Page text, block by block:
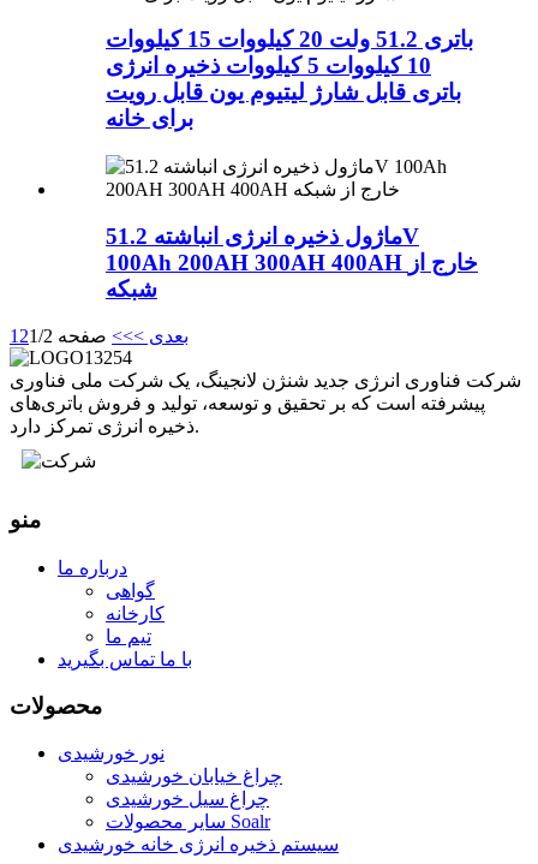
باتری 51.2 ولت 20 کیلووات 15 کیلووات
10 کیلووات 5 کیلووات ذخیره انرژی
باتری قابل شارژ لیتیوم یون قابل رویت
برای خانه
ماژول ذخیره انرژی انباشته 51.2V
100Ah 200AH 300AH 400AH خارج از
شبکه
1 2 بعدی >>> صفحه 1/2
شرکت فناوری انرژی جدید شنژن لانجینگ، یک شرکت ملی فناوری
پیشرفته است که بر تحقیق و توسعه، تولید و فروش باتری‌های
ذخیره انرژی تمرکز دارد.
منو
درباره ما
گواهی
کارخانه
تیم ما
با ما تماس بگیرید
محصولات
نور خورشیدی
چراغ خیابان خورشیدی
چراغ سیل خورشیدی
سایر محصولات Soalr
سیستم ذخیره انرژی خانه خورشیدی